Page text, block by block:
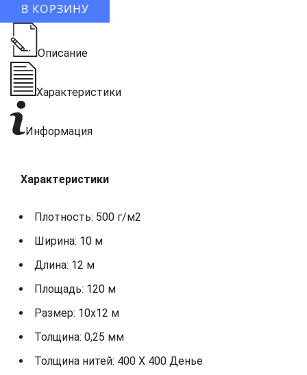
В КОРЗИНУ
Описание
Характеристики
Информация
Характеристики
Плотность: 500 г/м2
Ширина: 10 м
Длина: 12 м
Площадь: 120 м
Размер: 10х12 м
Толщина: 0,25 мм
Толщина нитей: 400 X 400 Денье